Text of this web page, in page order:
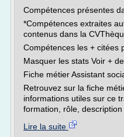
Compétences présentes
*Compétences extraites
contenus dans la
Compétences les + citées
Masquer les stats Voir +
Fiche métier Assistant
Retrouvez sur la fiche
informations utiles sur ce
formation, rôle, description
Lire la suite